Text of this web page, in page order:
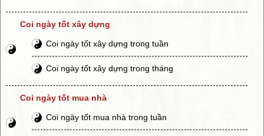
Coi ngày tốt xây dựng
Coi ngày tốt xây dựng trong tuần
Coi ngày tốt xây dựng trong tháng
Coi ngày tốt mua nhà
Coi ngày tốt mua nhà trong tuần